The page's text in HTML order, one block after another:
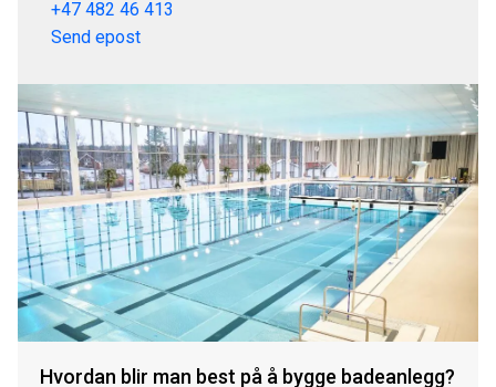
+47 482 46 413
Send epost
Hvordan blir man best på å bygge badeanlegg?